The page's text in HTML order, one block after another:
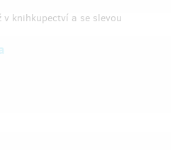
knihkupectví a se slevou